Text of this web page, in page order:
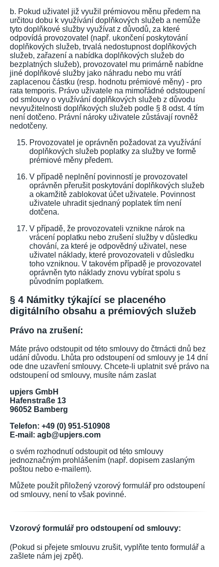
b. Pokud uživatel již využil prémiovou měnu předem na
určitou dobu k využívání doplňkových služeb a nemůže
tyto doplňkové služby využívat z důvodů, za které
odpovídá provozovatel (např. ukončení poskytování
doplňkových služeb, trvalá nedostupnost doplňkových
služeb, zařazení a nabídka doplňkových služeb do
bezplatných služeb), provozovatel mu primárně nabídne
jiné doplňkové služby jako náhradu nebo mu vrátí
zaplacenou částku (resp. hodnotu prémiové měny) - pro
rata temporis. Právo uživatele na mimořádné odstoupení
od smlouvy o využívání doplňkových služeb z důvodu
nevyužitelnosti doplňkových služeb podle § 8 odst. 4 tím
není dotčeno. Právní nároky uživatele zůstávají rovněž
nedotčeny.
Provozovatel je oprávněn požadovat za využívání
doplňkových služeb poplatky za služby ve formě
prémiové měny předem.
V případě neplnění povinností je provozovatel
oprávněn přerušit poskytování doplňkových služeb
a okamžitě zablokovat účet uživatele. Povinnost
uživatele uhradit sjednaný poplatek tím není
dotčena.
V případě, že provozovateli vznikne nárok na
vrácení poplatku nebo zrušení služby v důsledku
chování, za které je odpovědný uživatel, nese
uživatel náklady, které provozovateli v důsledku
toho vzniknou. V takovém případě je provozovatel
oprávněn tyto náklady znovu vybírat spolu s
původním poplatkem.
§ 4 Námitky týkající se placeného
digitálního obsahu a prémiových služeb
Právo na zrušení:
Máte právo odstoupit od této smlouvy do čtrnácti dnů bez
udání důvodu. Lhůta pro odstoupení od smlouvy je 14 dní
ode dne uzavření smlouvy. Chcete-li uplatnit své právo na
odstoupení od smlouvy, musíte nám zaslat
upjers GmbH
Hafenstraße 13
96052 Bamberg
Telefon: +49 (0) 951-510908
E-mail: agb@upjers.com
o svém rozhodnutí odstoupit od této smlouvy
jednoznačným prohlášením (např. dopisem zaslaným
poštou nebo e-mailem).
Můžete použít přiložený vzorový formulář pro odstoupení
od smlouvy, není to však povinné.
Vzorový formulář pro odstoupení od smlouvy:
(Pokud si přejete smlouvu zrušit, vyplňte tento formulář a
zašlete nám jej zpět).